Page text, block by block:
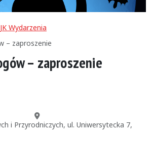
Wydarzenia
– zaproszenie
– zaproszenie
Miejsce:
i Przyrodniczych, ul. Uniwersytecka 7,